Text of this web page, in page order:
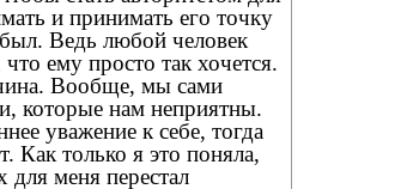
и принимать его точку
Ведь любой человек
ему просто так хочется.
Вообще, мы сами
которые нам неприятны.
уважение к себе, тогда
Как только я это поняла,
меня перестал